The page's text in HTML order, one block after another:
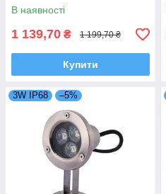
В наявності
1 139,70 ₴ 1 199,70 ₴
Купити
3W IP68 –5%